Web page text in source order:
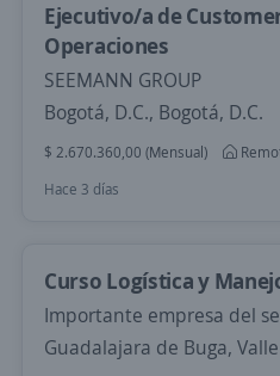
Ejecutivo/a de
Operaciones
SEEMANN GROUP
Bogotá, D.C., Bogotá, D.C.
$ 2.670.360,00 (Mensual)
Hace 3 días
Curso Logística y
Importante empresa del
Guadalajara de Buga,